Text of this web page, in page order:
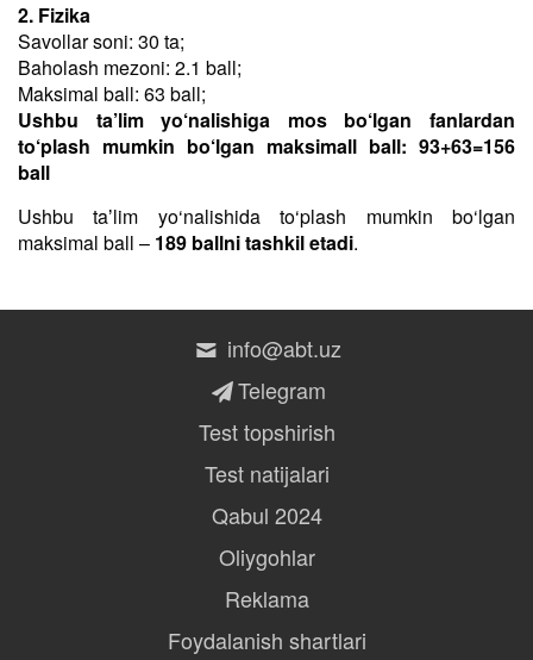
2. Fizika
Savollar soni: 30 ta;
Baholash mezoni: 2.1 ball;
Maksimal ball: 63 ball;
Ushbu ta’lim yo‘nalishiga mos bo‘lgan fanlardan
to‘plash mumkin bo‘lgan maksimall ball: 93+63=156
ball
Ushbu taʼlim yo‘nalishida to‘plash mumkin bo‘lgan
maksimal ball – 189 ballni tashkil etadi.
info@abt.uz
Telegram
Test topshirish
Test natijalari
Qabul 2024
Oliygohlar
Reklama
Foydalanish shartlari